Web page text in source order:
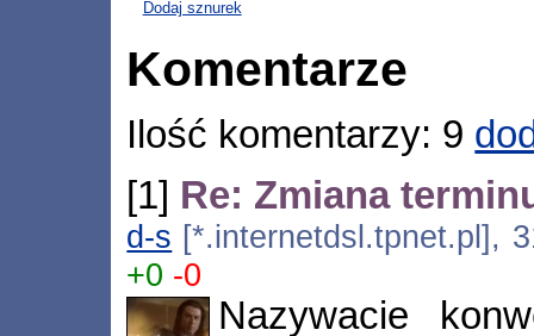
Dodaj sznurek
Komentarze
Ilość komentarzy: 9
[1] Re: Zmiana
d-s [*.internetdsl.tpnet.pl],
+0 -0
Nazywacie